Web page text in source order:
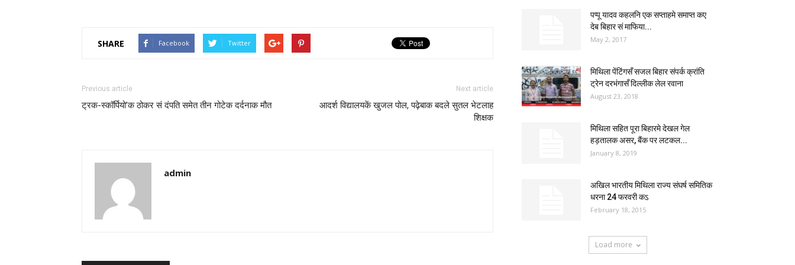
SHARE Facebook Twitter
Previous article
ट्रक-स्कॉर्पियो’क ठोकर सं दंपति समेत तीन गोटेक दर्दनाक मौत
Next article
आदर्श विद्यालयकें खुजल पोल, पढ़ेबाक बदले सुतल भेटलाह
शिक्षक
admin
पप्पू यादव कहलनि एक सप्ताहमे समाप्त कए
देब बिहार सं माफिया...
May 2, 2017
मिथिला पेंटिंगसँ सजल बिहार संपर्क क्रांति
ट्रेन दरभंगासँ दिल्लीक लेल रवाना
August 23, 2018
मिथिला सहित पूरा बिहारमे देखल गेल
हड़तालक असर, बैंक पर लटकल...
January 8, 2019
अखिल भारतीय मिथिला राज्य संघर्ष समितिक
धरना 24 फरवरी कऽ
February 18, 2015
Load more